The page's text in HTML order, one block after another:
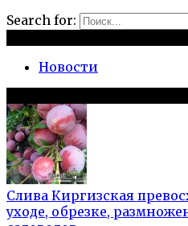
Search for:
Новости
Слива Киргизская
уходе, обрезке,